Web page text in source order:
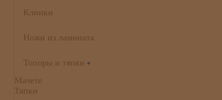
Клинки
Ножи из ламината
Топоры и тяпки +
Мачете
Тяпки